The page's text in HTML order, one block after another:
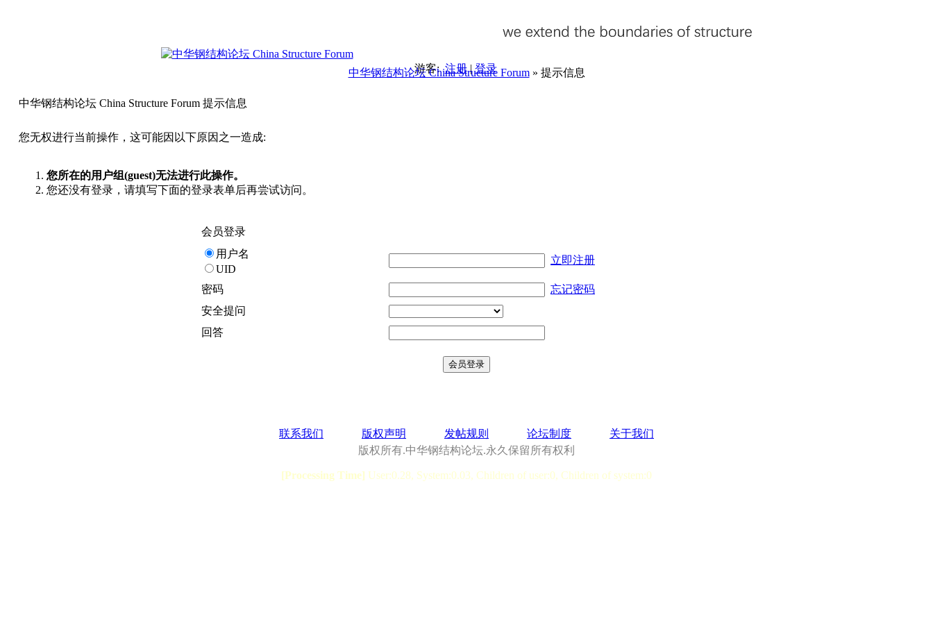
游客:注册|登录
中华钢结构论坛 China Structure Forum» 提示信息
中华钢结构论坛 China Structure Forum 提示信息
您无权进行当前操作，这可能因以下原因之一造成:
您所在的用户组(guest)无法进行此操作。
您还没有登录，请填写下面的登录表单后再尝试访问。
会员登录
用户名
UID
立即注册
密码
忘记密码
安全提问
回答
联系我们 版权声明 发帖规则 论坛制度
关于我们
版权所有.中华钢结构论坛.永久保留所有权利
[Processing Time] User:0.28, System:0.03, Children of user:0, Children of system:0